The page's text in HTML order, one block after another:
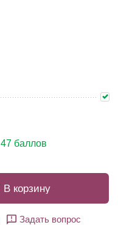
47 баллов
В корзину
Задать вопрос